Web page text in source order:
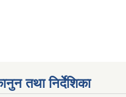
तथा निर्देशिका